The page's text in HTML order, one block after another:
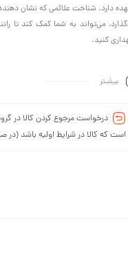
دارد. شناخت علائمی که نشان
می‌تواند به شما کمک کند تا
کنید.
بیشـتر
درخواست مرجوع کردن کالا در
است که کالا در شرایط اولیه باشد (در